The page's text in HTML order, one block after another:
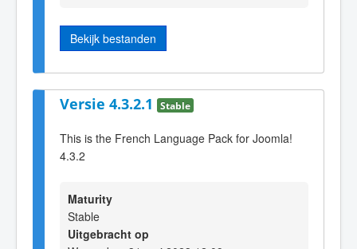
Bekijk bestanden
Versie 4.3.2.1 Stable
This is the French Language Pack for Joomla!
4.3.2
Maturity
Stable
Uitgebracht op